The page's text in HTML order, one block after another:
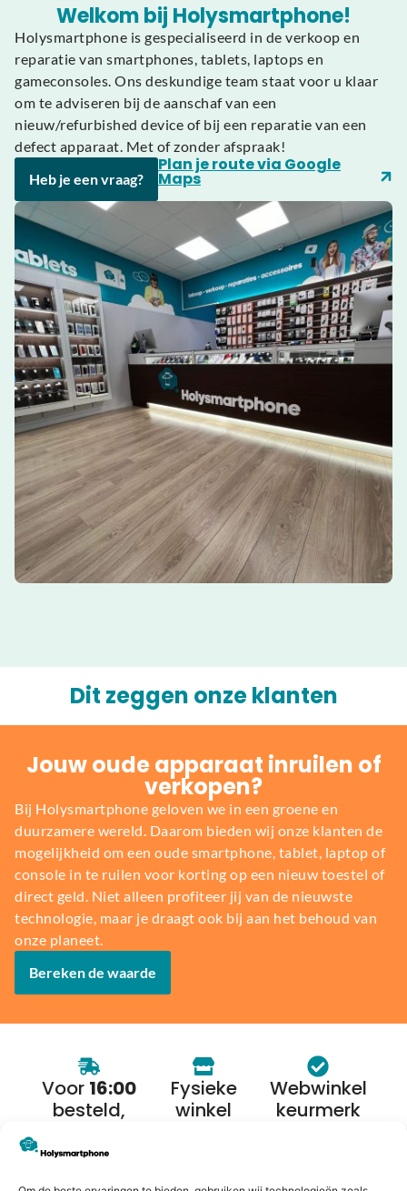
Welkom bij Holysmartphone!
Holysmartphone is gespecialiseerd in de verkoop en
reparatie van smartphones, tablets, laptops en
gameconsoles. Ons deskundige team staat voor u klaar
om te adviseren bij de aanschaf van een
nieuw/refurbished device of bij een reparatie van een
defect apparaat. Met of zonder afspraak!
Heb je een vraag?
Plan je route via Google
Maps
Dit zeggen onze klanten
Jouw oude apparaat inruilen of
verkopen?
Bij Holysmartphone geloven we in een groene en
duurzamere wereld. Daarom bieden wij onze klanten de
mogelijkheid om een oude smartphone, tablet, laptop of
console in te ruilen voor korting op een nieuw toestel of
direct geld. Niet alleen profiteer jij van de nieuwste
technologie, maar je draagt ook bij aan het behoud van
onze planeet.
Bereken de waarde
Voor 16:00
besteld,
huis*
Fysieke
winkel
Webwinkel
keurmerk